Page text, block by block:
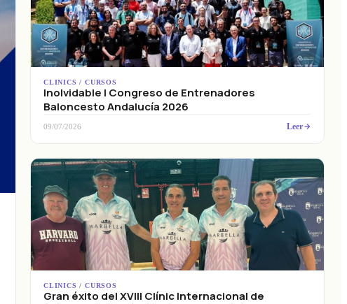
CLINICS / CURSOS
Inolvidable I Congreso de Entrenadores
Baloncesto Andalucía 2026
09/07/2026 Leer
CLINICS / CURSOS
Gran éxito del XVIII Clínic Internacional de